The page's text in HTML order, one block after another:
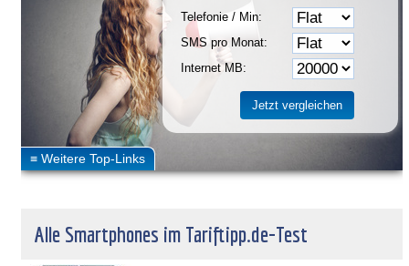
Telefonie / Min:
SMS pro Monat:
Internet MB:
Alle Smartphones im Tariftipp.de-Test